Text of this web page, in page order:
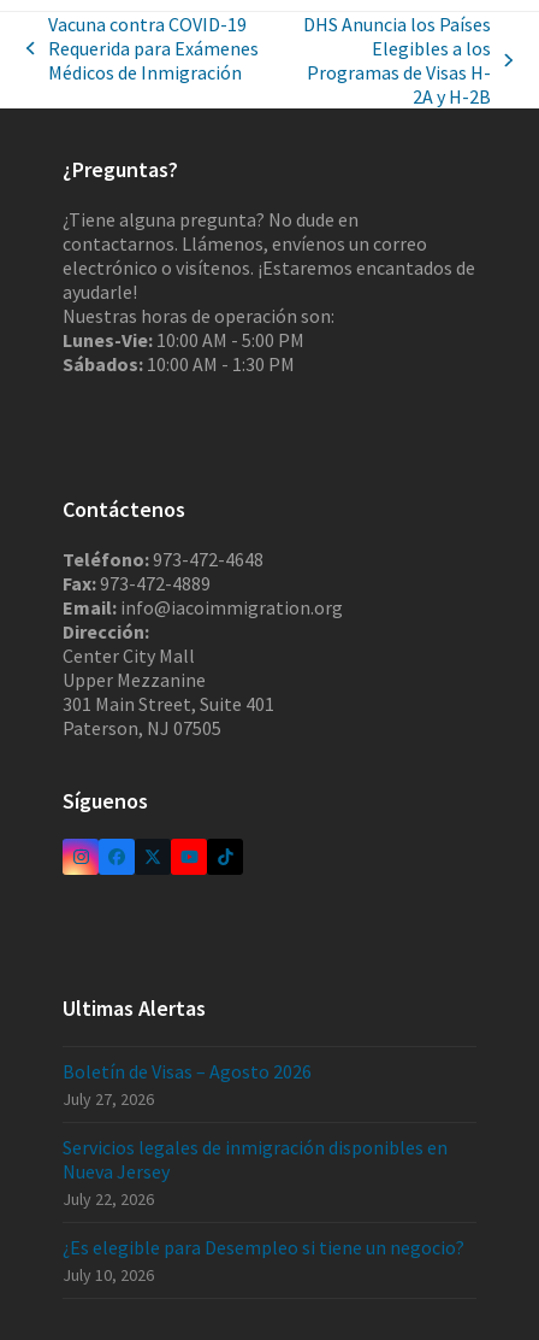
Vacuna contra COVID-19
Requerida para Exámenes
Médicos de Inmigración
DHS Anuncia los Países
Elegibles a los
Programas de Visas H-
2A y H-2B
¿Preguntas?
¿Tiene alguna pregunta? No dude en
contactarnos. Llámenos, envíenos un correo
electrónico o visítenos. ¡Estaremos encantados de
ayudarle!
Nuestras horas de operación son:
Lunes-Vie: 10:00 AM - 5:00 PM
Sábados: 10:00 AM - 1:30 PM
Contáctenos
Teléfono:973-472-4648
Fax:973-472-4889
Email: info@iacoimmigration.org
Dirección:
Center City Mall
Upper Mezzanine
301 Main Street, Suite 401
Paterson, NJ 07505
Síguenos
Ultimas Alertas
Boletín de Visas – Agosto 2026
July 27, 2026
Servicios legales de inmigración disponibles en
Nueva Jersey
July 22, 2026
¿Es elegible para Desempleo si tiene un negocio?
July 10, 2026